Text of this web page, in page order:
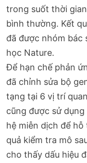
trong suốt thời
bình thường. Kết
đã được nhóm bác
học Nature.
Để hạn chế phản
đã chỉnh sửa bộ
tạng tại 6 vị trí
cũng được sử
hệ miễn dịch để
quả kiểm tra mô
cho thấy dấu hiệu